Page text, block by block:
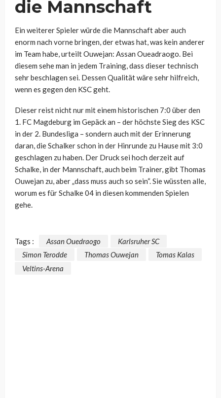
die Mannschaft
Ein weiterer Spieler würde die Mannschaft aber auch
enorm nach vorne bringen, der etwas hat, was kein anderer
im Team habe, urteilt Ouwejan: Assan Oueadraogo. Bei
diesem sehe man in jedem Training, dass dieser technisch
sehr beschlagen sei. Dessen Qualität wäre sehr hilfreich,
wenn es gegen den KSC geht.
Dieser reist nicht nur mit einem historischen 7:0 über den
1. FC Magdeburg im Gepäck an – der höchste Sieg des KSC
in der 2. Bundesliga – sondern auch mit der Erinnerung
daran, die Schalker schon in der Hinrunde zu Hause mit 3:0
geschlagen zu haben. Der Druck sei hoch derzeit auf
Schalke, in der Mannschaft, auch beim Trainer, gibt Thomas
Ouwejan zu, aber „dass muss auch so sein“. Sie wüssten alle,
worum es für Schalke 04 in diesen kommenden Spielen
gehe.
Tags : Assan Ouedraogo
Karlsruher SC
Simon Terodde
Thomas Ouwejan
Tomas Kalas
Veltins-Arena